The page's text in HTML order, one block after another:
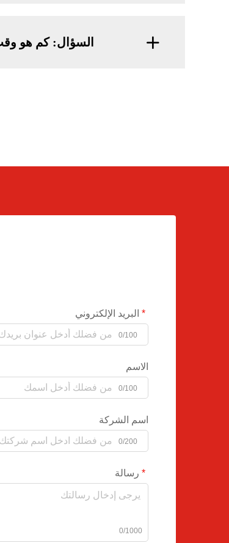
السؤال: كم هو
البريد الإلكتروني
0/100
الاسم
0/100
اسم الشركة
0/200
رسالة
0/1000